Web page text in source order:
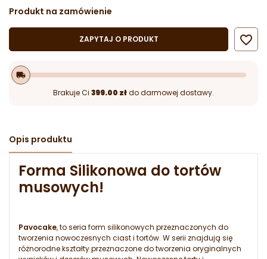
Produkt na zamówienie
ZAPYTAJ O PRODUKT 
local_shipping
Brakuje Ci 399.00 złdo darmowej dostawy.
Opis produktu
Forma Silikonowa do tortów
musowych!
Pavocake, to seria form silikonowych przeznaczonych do
tworzenia nowoczesnych ciast i tortów. W serii znajdują się
różnorodne kształty przeznaczone do tworzenia oryginalnych